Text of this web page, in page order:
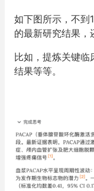
如下图所示，不到
的最新研究结果，
比如，提炼关键临
结果等等。